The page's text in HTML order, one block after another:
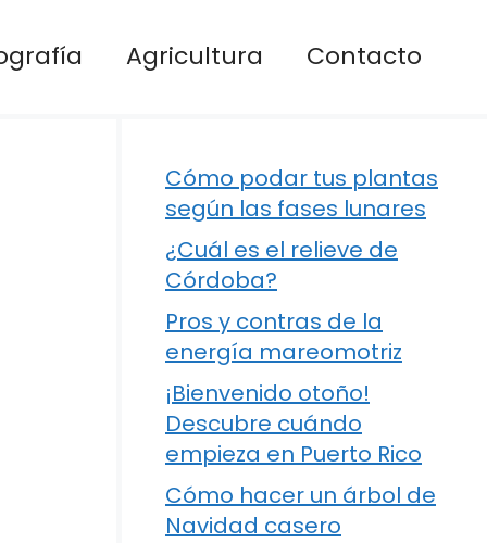
Agricultura Contacto
Cómo podar tus plantas
según las fases lunares
¿Cuál es el relieve de
Córdoba?
Pros y contras de la
energía mareomotriz
¡Bienvenido otoño!
Descubre cuándo
empieza en Puerto Rico
Cómo hacer un árbol de
Navidad casero